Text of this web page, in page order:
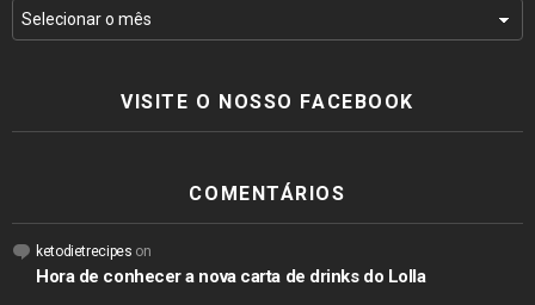
VISITE O NOSSO FACEBOOK
COMENTÁRIOS
ketodietrecipes on
Hora de conhecer a nova carta de drinks do Lolla